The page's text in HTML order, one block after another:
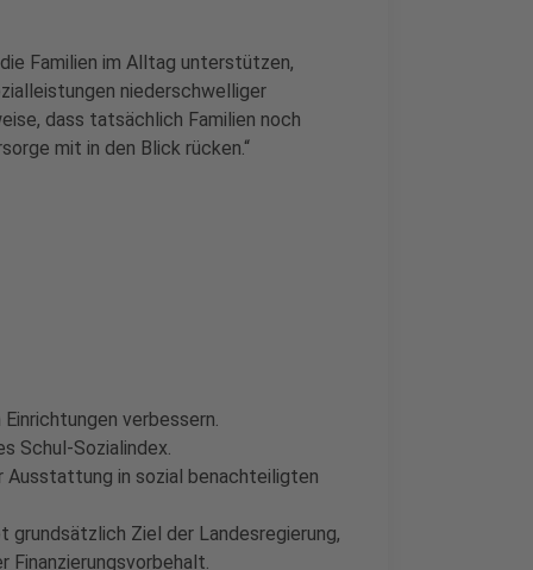
Familien im Alltag unterstützen,
niederschwelliger
dass tatsächlich Familien noch
mit in den Blick rücken.“
verbessern.
Schul-Sozialindex.
Ausstattung in sozial benachteiligten
Ziel der Landesregierung,